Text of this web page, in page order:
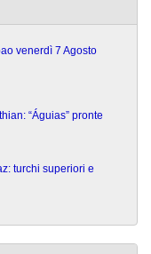
venerdì 7 Agosto
“Águias” pronte
turchi superiori e